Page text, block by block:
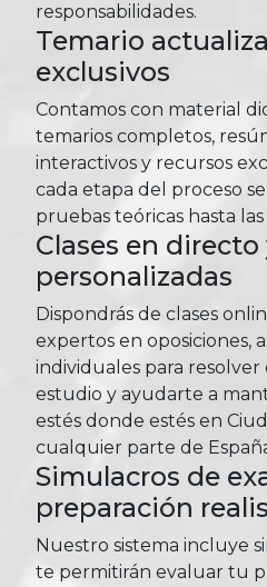
responsabilidades.
Temario
exclusivos
Contamos con material
temarios completos,
interactivos y recursos
cada etapa del proceso
pruebas teóricas hasta
Clases en
personalizadas
Dispondrás de clases
expertos en oposiciones,
individuales para
estudio y ayudarte a
estés donde estés en
cualquier parte de
Simulacros de
preparación
Nuestro sistema incluye
te permitirán evaluar tu